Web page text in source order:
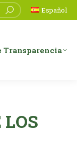
Español
Transparencia